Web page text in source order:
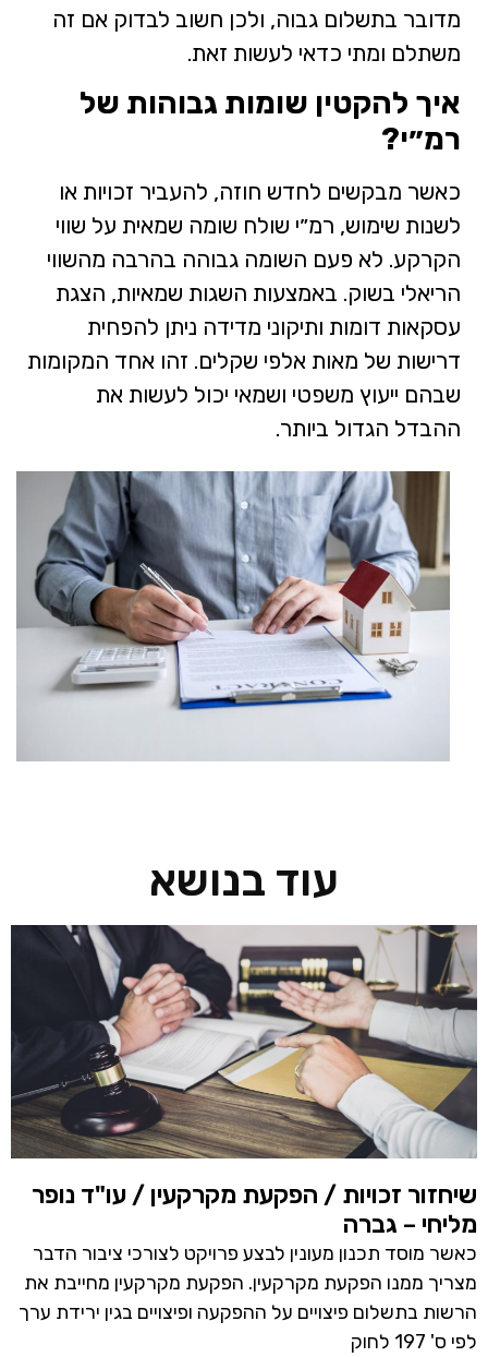
מדובר בתשלום גבוה, ולכן חשוב לבדוק אם זה
משתלם ומתי כדאי לעשות זאת.
איך להקטין שומות גבוהות של
רמ״י?
כאשר מבקשים לחדש חוזה, להעביר זכויות או
לשנות שימוש, רמ״י שולח שומה שמאית על שווי
הקרקע. לא פעם השומה גבוהה בהרבה מהשווי
הריאלי בשוק. באמצעות השגות שמאיות, הצגת
עסקאות דומות ותיקוני מדידה ניתן להפחית
דרישות של מאות אלפי שקלים. זהו אחד המקומות
שבהם ייעוץ משפטי ושמאי יכול לעשות את
ההבדל הגדול ביותר.
עוד בנושא
שיחזור זכויות / הפקעת מקרקעין / עו"ד נופר
מליחי – גברה
כאשר מוסד תכנון מעונין לבצע פרויקט לצורכי ציבור הדבר
מצריך ממנו הפקעת מקרקעין. הפקעת מקרקעין מחייבת את
הרשות בתשלום פיצויים על ההפקעה ופיצויים בגין ירידת ערך
לפי ס' 197 לחוק